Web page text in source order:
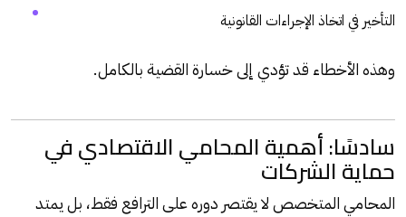
التأخير في اتخاذ الإجراءات القانونية
وهذه الأخطاء قد تؤدي إلى خسارة القضية بالكامل.
سادسًا: أهمية المحامي الاقتصادي في
حماية الشركات
المحامي المتخصص لا يقتصر دوره على الترافع فقط، بل يمتد